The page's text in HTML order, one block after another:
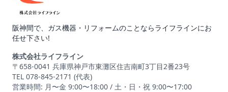
阪神間で、ガス機器・リフォームのことならライフラインにお
任せ下さい!
株式会社ライフライン
〒658-0041 兵庫県神戸市東灘区住吉南町3丁目2番23号
TEL 078-845-2171 (代表)
営業時間: 月〜金 9:00〜18:00 / 土・日・祝 9:00〜17:00